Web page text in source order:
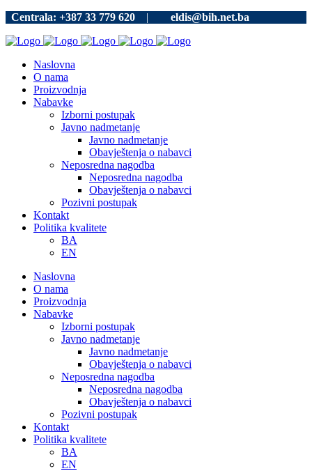
Centrala: +387 33 779 620 | eldis@bih.net.ba
Naslovna
O nama
Proizvodnja
Nabavke
Izborni postupak
Javno nadmetanje
Javno nadmetanje
Obavještenja o nabavci
Neposredna nagodba
Neposredna nagodba
Obavještenja o nabavci
Pozivni postupak
Kontakt
Politika kvalitete
BA
EN
Naslovna
O nama
Proizvodnja
Nabavke
Izborni postupak
Javno nadmetanje
Javno nadmetanje
Obavještenja o nabavci
Neposredna nagodba
Neposredna nagodba
Obavještenja o nabavci
Pozivni postupak
Kontakt
Politika kvalitete
BA
EN